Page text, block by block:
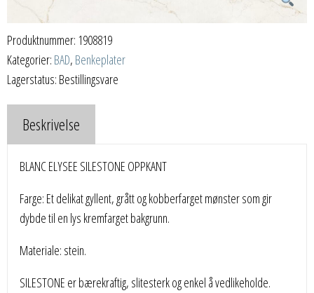
Produktnummer: 1908819
Kategorier: BAD, Benkeplater
Lagerstatus: Bestillingsvare
Beskrivelse
BLANC ELYSEE SILESTONE OPPKANT
Farge: Et delikat gyllent, grått og kobberfarget mønster som gir
dybde til en lys kremfarget bakgrunn.
Materiale: stein.
SILESTONE er bærekraftig, slitesterk og enkel å vedlikeholde.